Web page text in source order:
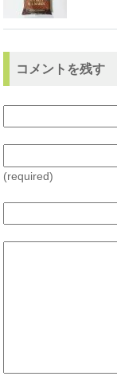
コメントを残す
(required)